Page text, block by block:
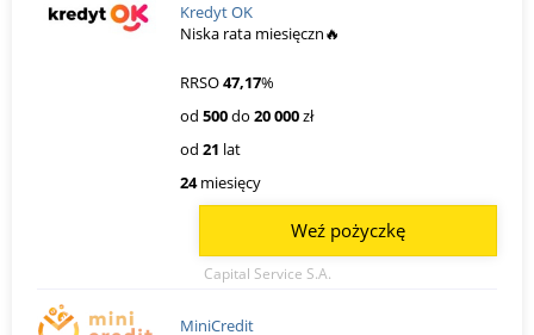
Kredyt OK
Niska rata miesięczn🔥
RRSO47,17%
od 500do 20 000zł
od 21 lat
24miesięcy
Capital Service S.A.
Weź pożyczkę
MiniCredit